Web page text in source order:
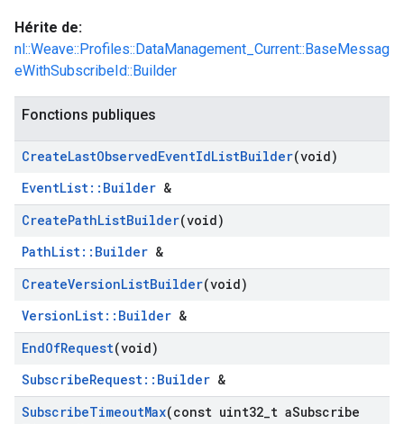
Hérite de:
nl::Weave::Profiles::DataManagement_Current::BaseMessag
eWithSubscribeId::Builder
Fonctions publiques
CreateLastObservedEventIdListBuilder(void)
EventList::Builder &
CreatePathListBuilder(void)
PathList::Builder &
CreateVersionListBuilder(void)
VersionList::Builder &
EndOfRequest(void)
SubscribeRequest::Builder &
SubscribeTimeoutMax(const uint32 t aSubscribe